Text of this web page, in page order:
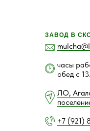
ЗАВОД В
часы
обед с
ЛО,
+7 (921)